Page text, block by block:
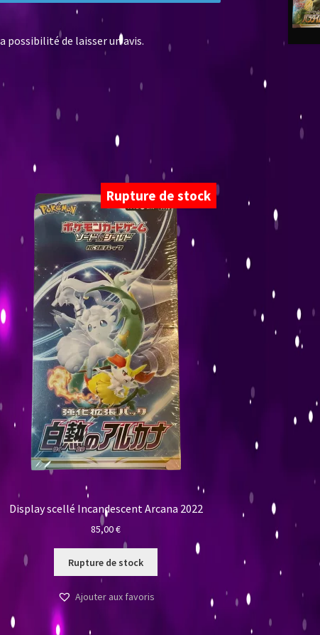
possibilité de laisser un avis.
Rupture de stock
Display scellé Incandescent Arcana 2022
85,00€
Rupture de stock
Ajouter aux favoris